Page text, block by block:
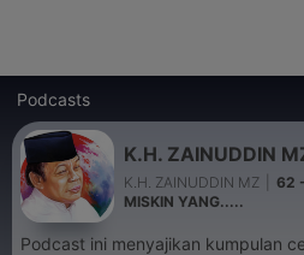
Podcasts
K.H. ZAINUDDIN
K.H. ZAINUDDIN MZ
62
MISKIN YANG.....
Podcast ini menyajikan kumpulan